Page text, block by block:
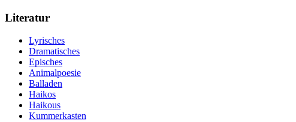
Literatur
Lyrisches
Dramatisches
Episches
Animalpoesie
Balladen
Haikos
Haikous
Kummerkasten